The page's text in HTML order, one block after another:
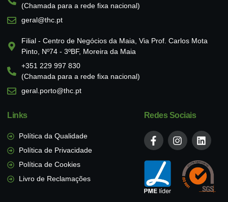
(Chamada para a rede fixa nacional)
geral@thc.pt
Filial - Centro de Negócios da Maia, Via Prof. Carlos Mota
Pinto, Nº74 - 3ºBF, Moreira da Maia
+351 229 997 830
(Chamada para a rede fixa nacional)
geral.porto@thc.pt
Links
Política da Qualidade
Política de Privacidade
Política de Cookies
Livro de Reclamações
Redes Sociais